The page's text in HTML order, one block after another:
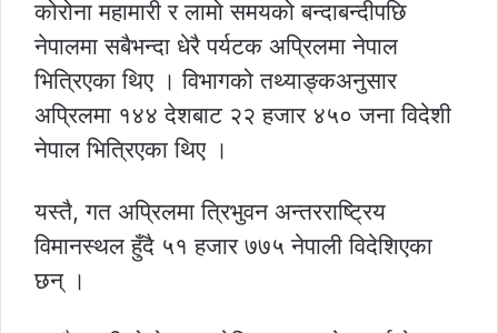
कोरोना महामारी र लामो समयको बन्दाबन्दीपछि
नेपालमा सबैभन्दा धेरै पर्यटक अप्रिलमा नेपाल
भित्रिएका थिए । विभागको तथ्याङ्कअनुसार
अप्रिलमा १४४ देशबाट २२ हजार ४५० जना विदेशी
नेपाल भित्रिएका थिए ।
यस्तै, गत अप्रिलमा त्रिभुवन अन्तरराष्ट्रिय
विमानस्थल हुँदै ५१ हजार ७७५ नेपाली विदेशिएका
छन् ।